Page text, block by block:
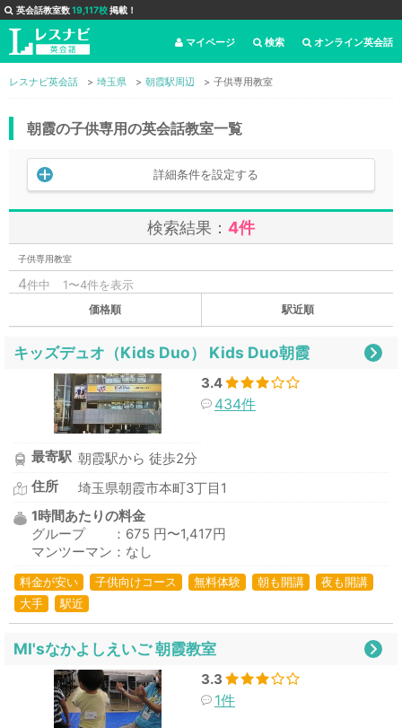
英会話教室数19,117校掲載！
オンライン英会話
検索
マイページ
レスナビ英会話 埼玉県 朝霞駅周辺 子供専用教室
朝霞の子供専用の英会話教室一覧
詳細条件を設定する
検索結果： 4件
子供専用教室
4件中 1〜4件を表示
価格順 駅近順
キッズデュオ（Kids Duo） Kids Duo朝霞
3.4
434件
最寄駅 朝霞駅から 徒歩2分
住所
埼玉県朝霞市本町3丁目1
1時間あたりの料金
グループ ：675 円〜1,417円
マンツーマン：なし
料金が安い 子供向けコース 無料体験 朝も開講
夜も開講
大手
駅近
MI'sなかよしえいご 朝霞教室
3.3
1件